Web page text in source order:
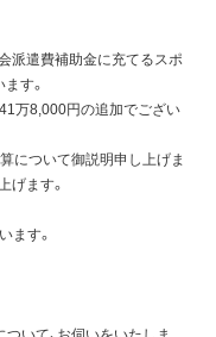
派遣費補助金に充てるスポ
す。
万8,000円の追加でござい
について御説明申し上げま
げます。
ます。